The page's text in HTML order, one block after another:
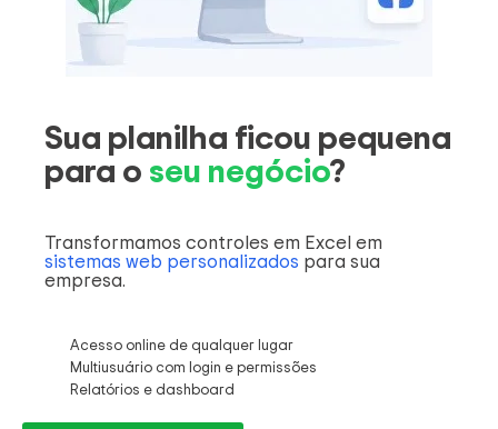
Sua planilha ficou pequena
para oseu negócio?
Transformamos controles em Excel em
sistemas web personalizados para sua
empresa.
Acesso online de qualquer lugar
Multiusuário com login e permissões
Relatórios e dashboard